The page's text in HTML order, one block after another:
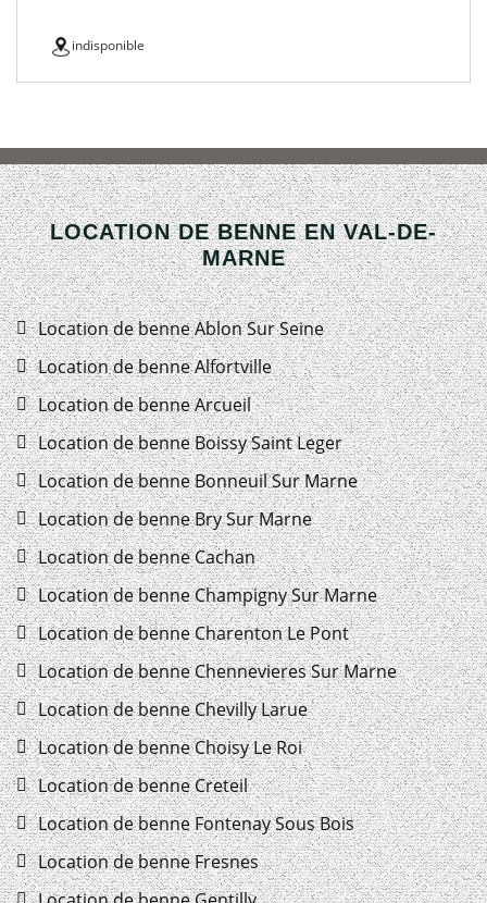
indisponible
LOCATION DE BENNE EN VAL-DE-
MARNE
Location de benne Ablon Sur Seine
Location de benne Alfortville
Location de benne Arcueil
Location de benne Boissy Saint Leger
Location de benne Bonneuil Sur Marne
Location de benne Bry Sur Marne
Location de benne Cachan
Location de benne Champigny Sur Marne
Location de benne Charenton Le Pont
Location de benne Chennevieres Sur Marne
Location de benne Chevilly Larue
Location de benne Choisy Le Roi
Location de benne Creteil
Location de benne Fontenay Sous Bois
Location de benne Fresnes